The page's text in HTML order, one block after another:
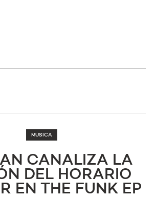
MUSICA
CANALIZA LA
DEL HORARIO
EN THE FUNK EP